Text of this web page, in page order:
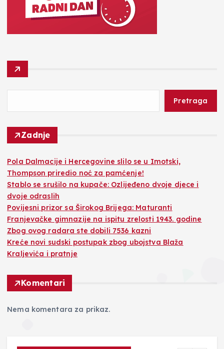
Pretraga
Zadnje
Pola Dalmacije i Hercegovine slilo se u Imotski,
Thompson priredio noć za pamćenje!
Stablo se srušilo na kupače: Ozlijeđeno dvoje djece i
dvoje odraslih
Povijesni prizor sa Širokog Brijega: Maturanti
Franjevačke gimnazije na ispitu zrelosti 1943. godine
Zbog ovog radara ste dobili 7536 kazni
Kreće novi sudski postupak zbog ubojstva Blaža
Kraljevića i pratnje
Komentari
Nema komentara za prikaz.